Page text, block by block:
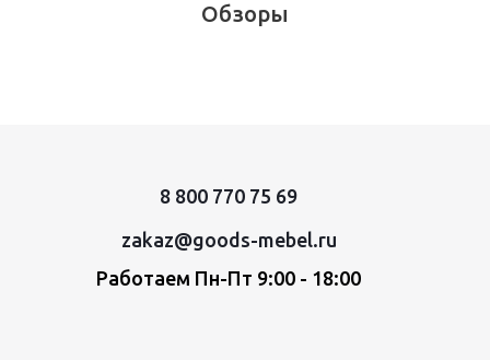
Обзоры
8 800 770 75 69
zakaz@goods-mebel.ru
Работаем Пн-Пт 9:00 - 18:00